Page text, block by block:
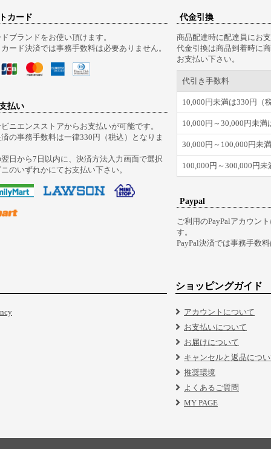
カード
ブランドをお使い頂けます。
ード決済では事務手数料は必要ありません。
払い
ニエンスストアからお支払いが可能です。
の事務手数料は一律330円（税込）となりま
日から7日以内に、決済方法入力画面で選択
のいずれかにてお支払い下さい。
代金引換
商品配達時に配達員にお支
代金引換は商品到着時に
お支払い下さい。
代引き手数料
10,000円未満は330円（税
10,000円～30,000円未満
30,000円～100,000円未
100,000円～300,000円未
Paypal
ご利用のPayPalアカウン
す。
PayPal決済では事務手数
ショッピングガイド
アカウントについて
お支払いについて
お届けについて
キャンセルと返品につ
推奨環境
よくあるご質問
MY PAGE